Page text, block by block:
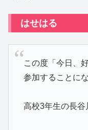
はせはる
この度「今日、
参加することに
高校3年生の長谷